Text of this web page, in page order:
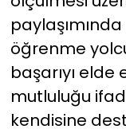
öğrenme
başarıyı
mutluluğu
kendisine